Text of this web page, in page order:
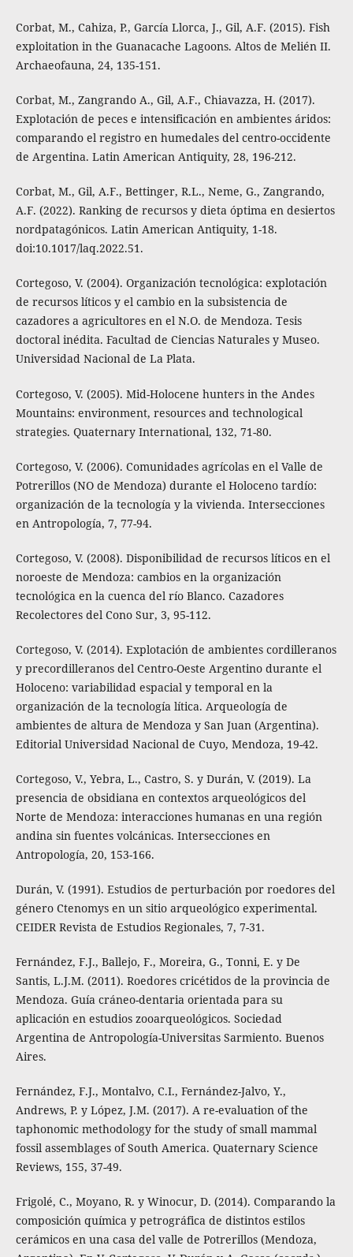
Corbat, M., Cahiza, P., García Llorca, J., Gil, A.F. (2015). Fish
exploitation in the Guanacache Lagoons. Altos de Melién II.
Archaeofauna, 24, 135-151.
Corbat, M., Zangrando A., Gil, A.F., Chiavazza, H. (2017).
Explotación de peces e intensificación en ambientes áridos:
comparando el registro en humedales del centro-occidente
de Argentina. Latin American Antiquity, 28, 196-212.
Corbat, M., Gil, A.F., Bettinger, R.L., Neme, G., Zangrando,
A.F. (2022). Ranking de recursos y dieta óptima en desiertos
nordpatagónicos. Latin American Antiquity, 1-18.
doi:10.1017/laq.2022.51.
Cortegoso, V. (2004). Organización tecnológica: explotación
de recursos líticos y el cambio en la subsistencia de
cazadores a agricultores en el N.O. de Mendoza. Tesis
doctoral inédita. Facultad de Ciencias Naturales y Museo.
Universidad Nacional de La Plata.
Cortegoso, V. (2005). Mid-Holocene hunters in the Andes
Mountains: environment, resources and technological
strategies. Quaternary International, 132, 71-80.
Cortegoso, V. (2006). Comunidades agrícolas en el Valle de
Potrerillos (NO de Mendoza) durante el Holoceno tardío:
organización de la tecnología y la vivienda. Intersecciones
en Antropología, 7, 77-94.
Cortegoso, V. (2008). Disponibilidad de recursos líticos en el
noroeste de Mendoza: cambios en la organización
tecnológica en la cuenca del río Blanco. Cazadores
Recolectores del Cono Sur, 3, 95-112.
Cortegoso, V. (2014). Explotación de ambientes cordilleranos
y precordilleranos del Centro-Oeste Argentino durante el
Holoceno: variabilidad espacial y temporal en la
organización de la tecnología lítica. Arqueología de
ambientes de altura de Mendoza y San Juan (Argentina).
Editorial Universidad Nacional de Cuyo, Mendoza, 19-42.
Cortegoso, V., Yebra, L., Castro, S. y Durán, V. (2019). La
presencia de obsidiana en contextos arqueológicos del
Norte de Mendoza: interacciones humanas en una región
andina sin fuentes volcánicas. Intersecciones en
Antropología, 20, 153-166.
Durán, V. (1991). Estudios de perturbación por roedores del
género Ctenomys en un sitio arqueológico experimental.
CEIDER Revista de Estudios Regionales, 7, 7-31.
Fernández, F.J., Ballejo, F., Moreira, G., Tonni, E. y De
Santis, L.J.M. (2011). Roedores cricétidos de la provincia de
Mendoza. Guía cráneo-dentaria orientada para su
aplicación en estudios zooarqueológicos. Sociedad
Argentina de Antropología-Universitas Sarmiento. Buenos
Aires.
Fernández, F.J., Montalvo, C.I., Fernández-Jalvo, Y.,
Andrews, P. y López, J.M. (2017). A re-evaluation of the
taphonomic methodology for the study of small mammal
fossil assemblages of South America. Quaternary Science
Reviews, 155, 37-49.
Frigolé, C., Moyano, R. y Winocur, D. (2014). Comparando la
composición química y petrográfica de distintos estilos
cerámicos en una casa del valle de Potrerillos (Mendoza,